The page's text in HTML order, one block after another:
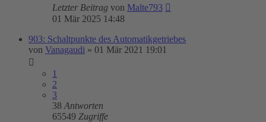
Letzter Beitrag von Malte793
01 Mär 2025 14:48
903: Schaltpunkte des Automatikgetriebes
von Vanagaudi » 01 Mär 2021 19:01
1
2
3
38 Antworten
65549 Zugriffe